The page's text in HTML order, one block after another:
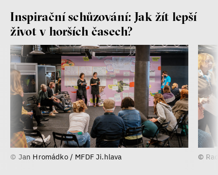
Inspirační schůzování: Jak žít lepší
život v horších časech?
© Jan Hromádko / MFDF Ji.hlava ©